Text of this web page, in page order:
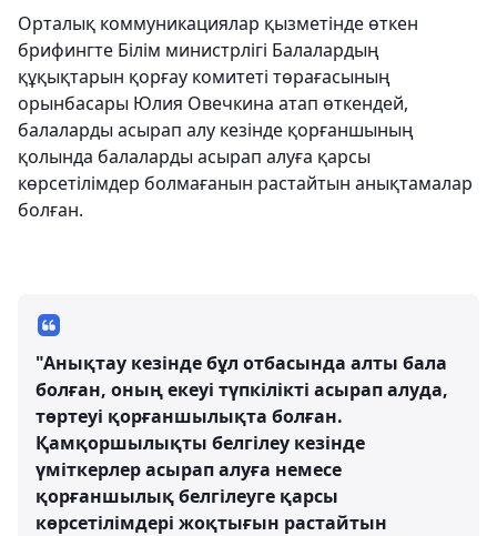
Орталық коммуникациялар қызметінде өткен
брифингте Білім министрлігі Балалардың
құқықтарын қорғау комитеті төрағасының
орынбасары Юлия Овечкина атап өткендей,
балаларды асырап алу кезінде қорғаншының
қолында балаларды асырап алуға қарсы
көрсетілімдер болмағанын растайтын анықтамалар
болған.
"Анықтау кезінде бұл отбасында алты бала
болған, оның екеуі түпкілікті асырап алуда,
төртеуі қорғаншылықта болған.
Қамқоршылықты белгілеу кезінде
үміткерлер асырап алуға немесе
қорғаншылық белгілеуге қарсы
көрсетілімдері жоқтығын растайтын